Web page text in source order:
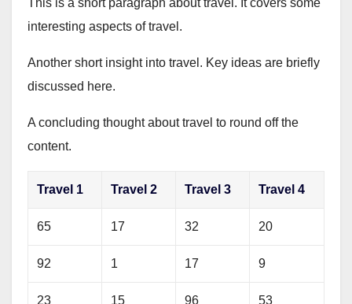
This is a short paragraph about travel. It covers some
interesting aspects of travel.
Another short insight into travel. Key ideas are briefly
discussed here.
A concluding thought about travel to round off the
content.
Travel 1 Travel 2 Travel 3 Travel 4
65 17 32 20
92 1 17 9
23 15 96 53